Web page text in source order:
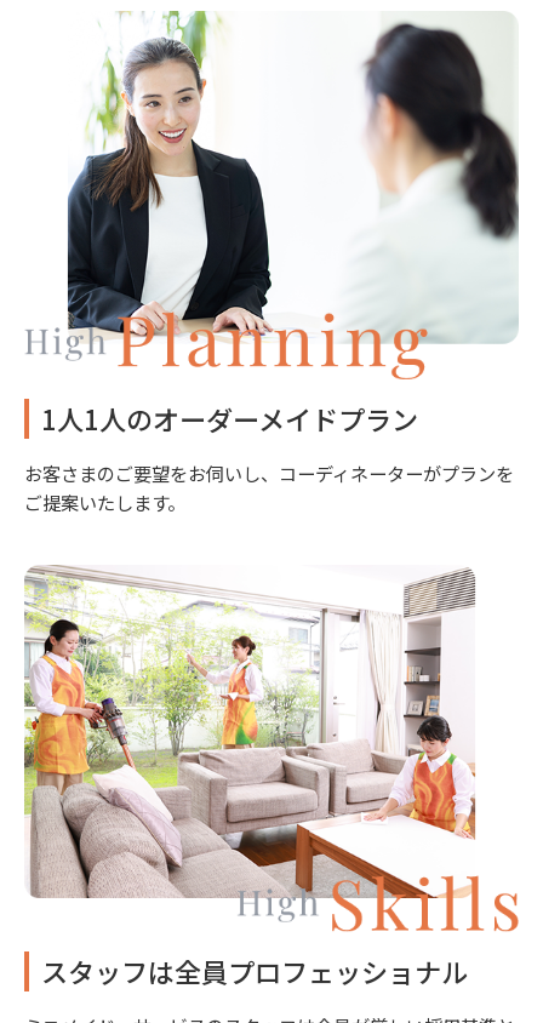
1人1人のオーダーメイドプラン
お客さまのご要望をお伺いし、コーディネーターがプランを
ご提案いたします。
スタッフは全員プロフェッショナル